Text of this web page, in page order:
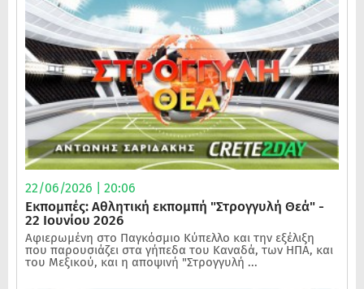
22/06/2026 | 20:06
Εκπομπές: Αθλητική εκπομπή "Στρογγυλή Θεά" -
22 Ιουνίου 2026
Αφιερωμένη στο Παγκόσμιο Κύπελλο και την εξέλιξη
που παρουσιάζει στα γήπεδα του Καναδά, των ΗΠΑ, και
του Μεξικού, και η αποψινή "Στρογγυλή ...